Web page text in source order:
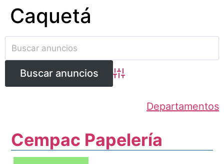
contenido
Caquetá
Búsqueda avanzada
Departamentos
Cempac Papelería